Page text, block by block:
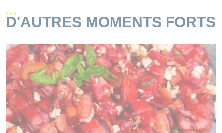
D'AUTRES MOMENTS FORTS